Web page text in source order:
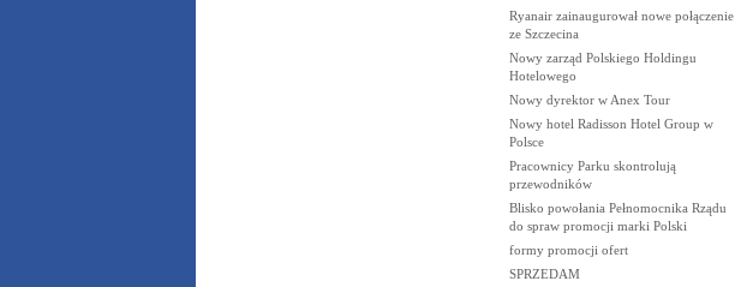
Ryanair zainaugurował nowe połączenie
ze Szczecina
Nowy zarząd Polskiego Holdingu
Hotelowego
Nowy dyrektor w Anex Tour
Nowy hotel Radisson Hotel Group w
Polsce
Pracownicy Parku skontrolują
przewodników
Blisko powołania Pełnomocnika Rządu
do spraw promocji marki Polski
formy promocji ofert
SPRZEDAM